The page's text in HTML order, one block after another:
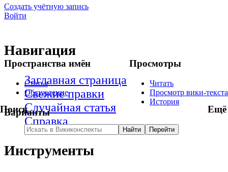
Создать учётную запись
Войти
Пространства имён
Статья
Обсуждение
Варианты
Просмотры
Читать
Просмотр вики-текста
История
Ещё
Поиск
Навигация
Заглавная страница
Свежие правки
Случайная статья
Справка
Инструменты